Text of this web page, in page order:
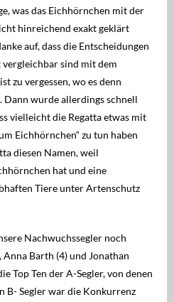
was das Eichhörnchen mit der
hinreichend exakt geklärt
auf, dass die Entscheidungen
sind mit dem
zu vergessen, wo es denn
wurde allerdings schnell
vielleicht die Regatta etwas mit
Eichhörnchen“ zu tun haben
diesen Namen, weil
hat und eine
Tiere unter Artenschutz
Nachwuchssegler noch
Barth (4) und Jonathan
Top Ten der A-Segler, von denen
B- Segler war die Konkurrenz